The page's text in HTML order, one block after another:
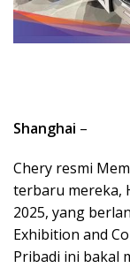
Shanghai –
Chery resmi
terbaru mereka,
2025, yang
Exhibition and
Pribadi ini bakal